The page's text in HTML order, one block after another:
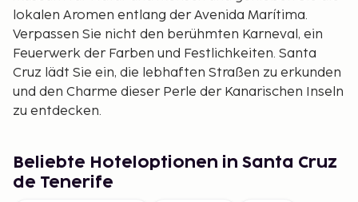
lokalen Aromen entlang der Avenida Marítima.
Verpassen Sie nicht den berühmten Karneval, ein
Feuerwerk der Farben und Festlichkeiten. Santa
Cruz lädt Sie ein, die lebhaften Straßen zu erkunden
und den Charme dieser Perle der Kanarischen Inseln
zu entdecken.
Beliebte Hoteloptionen in Santa Cruz
de Tenerife